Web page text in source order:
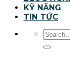
KỸ NĂNG
TIN TỨC